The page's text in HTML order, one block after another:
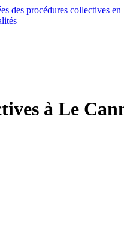
des procédures collectives en
à Le